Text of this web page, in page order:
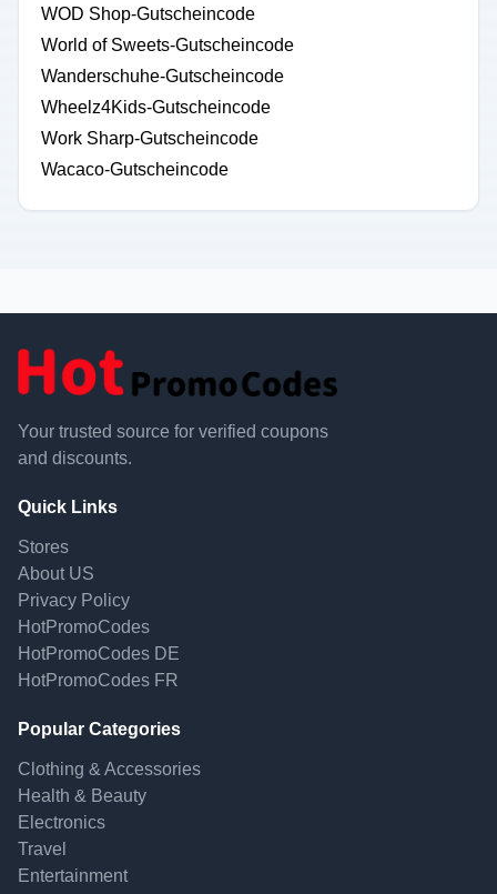
WOD Shop-Gutscheincode
World of Sweets-Gutscheincode
Wanderschuhe-Gutscheincode
Wheelz4Kids-Gutscheincode
Work Sharp-Gutscheincode
Wacaco-Gutscheincode
Your trusted source for verified coupons
and discounts.
Quick Links
Stores
About US
Privacy Policy
HotPromoCodes
HotPromoCodes DE
HotPromoCodes FR
Popular Categories
Clothing & Accessories
Health & Beauty
Electronics
Travel
Entertainment